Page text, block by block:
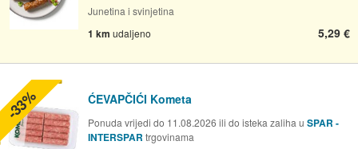
Junetina i svinjetina
1 km udaljeno 5,29 €
ĆEVAPČIĆI Kometa
Ponuda vrijedi do 11.08.2026 ili do isteka zaliha u SPAR -
INTERSPAR trgovinama
-33%